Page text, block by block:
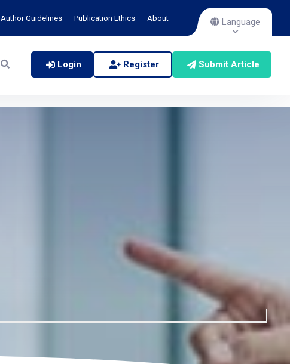
Author Guidelines Publication Ethics About Language
Login Register Submit Article